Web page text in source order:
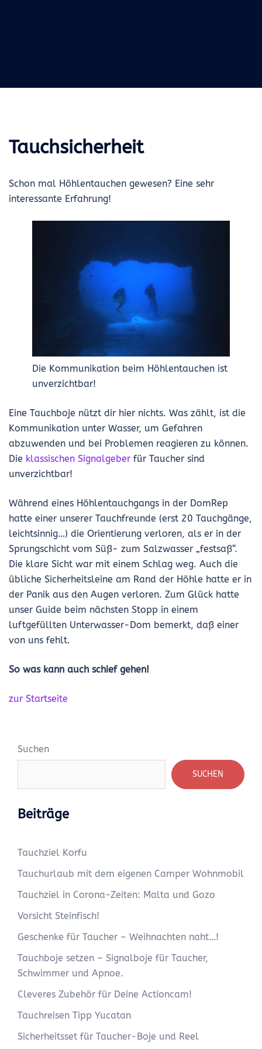
Tauchsicherheit
Schon mal Höhlentauchen gewesen? Eine sehr
interessante Erfahrung!
Die Kommunikation beim Höhlentauchen ist
unverzichtbar!
Eine Tauchboje nützt dir hier nichts. Was zählt, ist die
Kommunikation unter Wasser, um Gefahren
abzuwenden und bei Problemen reagieren zu können.
Die klassischen Signalgeber für Taucher sind
unverzichtbar!
Während eines Höhlentauchgangs in der DomRep
hatte einer unserer Tauchfreunde (erst 20 Tauchgänge,
leichtsinnig…) die Orientierung verloren, als er in der
Sprungschicht vom Süß- zum Salzwasser „festsaß“.
Die klare Sicht war mit einem Schlag weg. Auch die
übliche Sicherheitsleine am Rand der Höhle hatte er in
der Panik aus den Augen verloren. Zum Glück hatte
unser Guide beim nächsten Stopp in einem
luftgefüllten Unterwasser-Dom bemerkt, daß einer
von uns fehlt.
So was kann auch schief gehen!
zur Startseite
Suchen
SUCHEN
Beiträge
Tauchziel Korfu
Tauchurlaub mit dem eigenen Camper Wohnmobil
Tauchziel in Corona-Zeiten: Malta und Gozo
Vorsicht Steinfisch!
Geschenke für Taucher – Weihnachten naht…!
Tauchboje setzen – Signalboje für Taucher,
Schwimmer und Apnoe.
Cleveres Zubehör für Deine Actioncam!
Tauchreisen Tipp Yucatan
Sicherheitsset für Taucher-Boje und Reel